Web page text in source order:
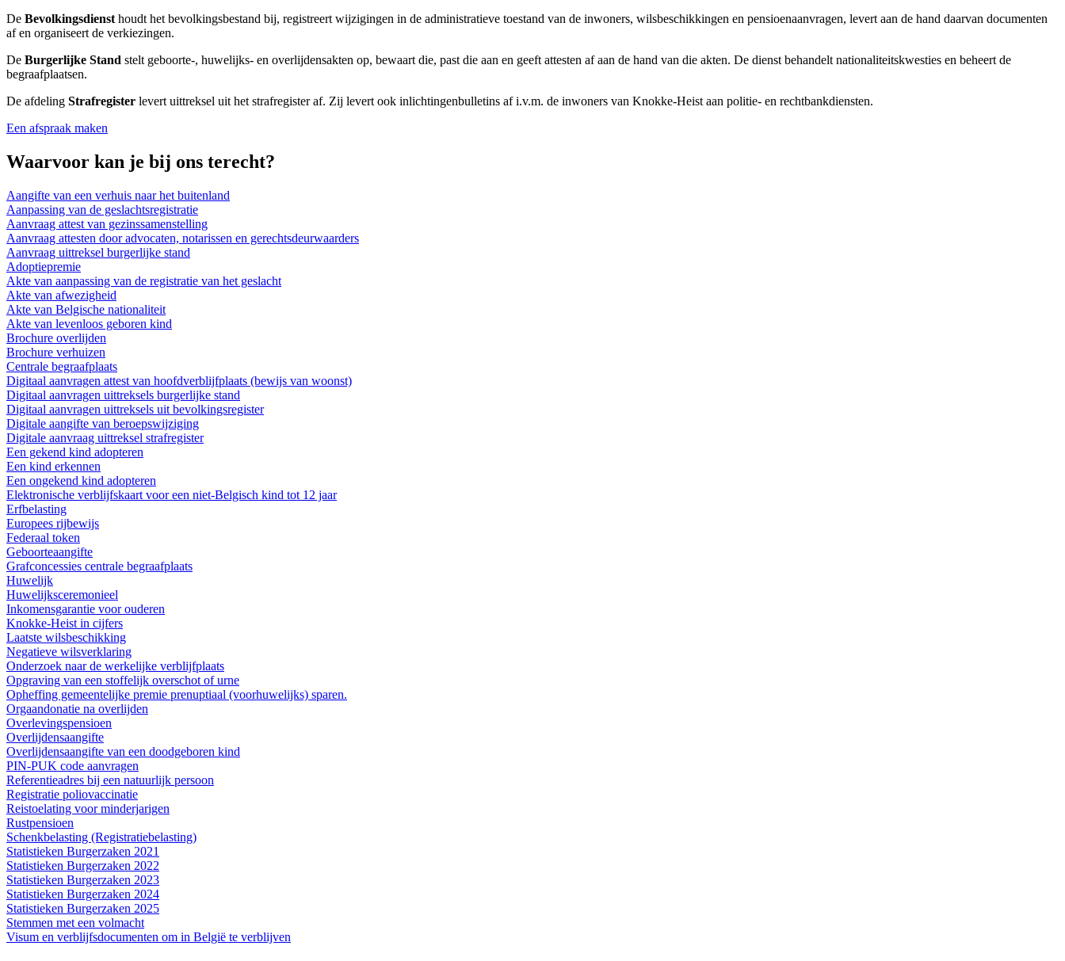
De Bevolkingsdienst houdt het bevolkingsbestand bij, registreert wijzigingen in de administratieve toestand van de inwoners, wilsbeschikkingen en pensioenaanvragen, levert aan de hand daarvan documenten
af en organiseert de verkiezingen.
De Burgerlijke Stand stelt geboorte-, huwelijks- en overlijdensakten op, bewaart die, past die aan en geeft attesten af aan de hand van die akten. De dienst behandelt nationaliteitskwesties en beheert de
begraafplaatsen.
De afdeling Strafregister levert uittreksel uit het strafregister af. Zij levert ook inlichtingenbulletins af i.v.m. de inwoners van Knokke-Heist aan politie- en rechtbankdiensten.
Een afspraak maken
Waarvoor kan je bij ons terecht?
Aangifte van een verhuis naar het buitenland
Aanpassing van de geslachtsregistratie
Aanvraag attest van gezinssamenstelling
Aanvraag attesten door advocaten, notarissen en gerechtsdeurwaarders
Aanvraag uittreksel burgerlijke stand
Adoptiepremie
Akte van aanpassing van de registratie van het geslacht
Akte van afwezigheid
Akte van Belgische nationaliteit
Akte van levenloos geboren kind
Brochure overlijden
Brochure verhuizen
Centrale begraafplaats
Digitaal aanvragen attest van hoofdverblijfplaats (bewijs van woonst)
Digitaal aanvragen uittreksels burgerlijke stand
Digitaal aanvragen uittreksels uit bevolkingsregister
Digitale aangifte van beroepswijziging
Digitale aanvraag uittreksel strafregister
Een gekend kind adopteren
Een kind erkennen
Een ongekend kind adopteren
Elektronische verblijfskaart voor een niet-Belgisch kind tot 12 jaar
Erfbelasting
Europees rijbewijs
Federaal token
Geboorteaangifte
Grafconcessies centrale begraafplaats
Huwelijk
Huwelijksceremonieel
Inkomensgarantie voor ouderen
Knokke-Heist in cijfers
Laatste wilsbeschikking
Negatieve wilsverklaring
Onderzoek naar de werkelijke verblijfplaats
Opgraving van een stoffelijk overschot of urne
Opheffing gemeentelijke premie prenuptiaal (voorhuwelijks) sparen.
Orgaandonatie na overlijden
Overlevingspensioen
Overlijdensaangifte
Overlijdensaangifte van een doodgeboren kind
PIN-PUK code aanvragen
Referentieadres bij een natuurlijk persoon
Registratie poliovaccinatie
Reistoelating voor minderjarigen
Rustpensioen
Schenkbelasting (Registratiebelasting)
Statistieken Burgerzaken 2021
Statistieken Burgerzaken 2022
Statistieken Burgerzaken 2023
Statistieken Burgerzaken 2024
Statistieken Burgerzaken 2025
Stemmen met een volmacht
Visum en verblijfsdocumenten om in België te verblijven